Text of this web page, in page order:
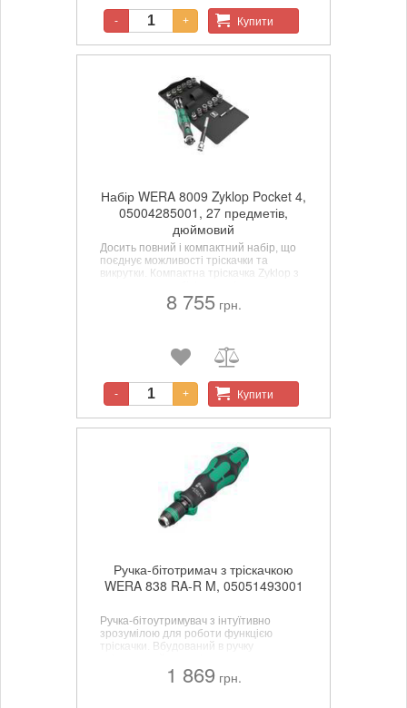
-
+ Купити
Набір WERA 8009 Zyklop Pocket 4,
05004285001, 27 предметів,
дюймовий
Досить повний і компактний набір, що
поєднує можливості тріскачки та
викрутки. Компактна тріскачка Zyklop з
кишені штанів. Пряме приєднання з
магнітом для біт 1/4" та головок 3/8".
8 755грн.
- + Купити
Ручка-бітотримач з тріскачкою
WERA 838 RA-R M, 05051493001
Ручка-бітоутримувач з інтуїтивно
зрозумілою для роботи функцією
тріскачки. Вбудований в ручку
зачепленням (36 зубців/кут повернення
10°) спрощує та прискорює
1 869 грн.